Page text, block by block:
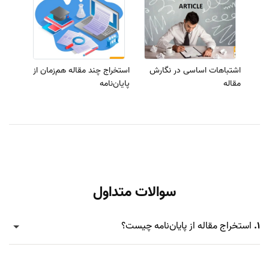
اشتباهات اساسی در نگارش
مقاله
استخراج چند مقاله هم‌زمان از
پایان‌نامه
سوالات متداول
1. استخراج مقاله از پایان‌نامه چیست؟